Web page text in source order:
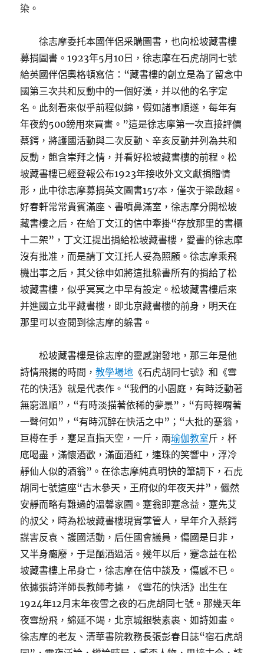
染。
徐志摩委托本國伴侶采購圖書，也向松坡藏書樓
募捐圖書。1923年5月10日，徐志摩在石虎胡同七號
給英國伴侶奧格頓寫信：“藏書樓的創立是為了留念中
國第三次共和反動中的一個好漢，并以他的名字定
名。此刻看來似乎前程似錦，假如諸事順遂，每年有
年夜約500鎊用來買書。”這是徐志摩第一次直接評價
蔡鍔，將護國活動與二次反動、辛亥反動并列為共和
反動，飽含崇拜之情，并看好松坡藏書樓的前程。松
坡藏書樓已經登報公布1923年接收外文文獻捐贈情
形，此中徐志摩募捐英文圖書157本，僅次于梁啟超。
好春軒常常貴賓滿座、書噴鼻滿室，徐志摩分開松坡
藏書樓之后，在給丁文江的信中牽掛“存放那里的書櫃
十二架”，丁文江提出捐給松坡藏書樓，愛書的徐志摩
沒有批准，而是請丁文江托人妥為照顧。徐志摩乘飛
機出事之后，其父徐申如將這批躲書所有的捐給了松
坡藏書樓，似乎冥冥之中早有設定。松坡藏書樓后來
并進國立北平藏書樓，即北京藏書樓的前身，明天在
那里可以查閱到徐志摩的躲書。
松坡藏書樓是徐志摩的靈感謝發地，那三年是他
詩情飛揚的時間，教學場地 《石虎胡同七號》和《雪
花的快活》就是代表作。“我們的小園庭，有時泛動著
無窮溫順”，“有時淡描著依稀的夢景”，“有時輕喟著
一聲何如”，“有時沉醉在快活之中”；“大批的蹇翁，
巨樽在手，蹇足直指天空，一斤，兩瑜伽教室斤，杯
底喝盡，滿懷酒歡，滿面酒紅，連珠的笑響中，浮冷
靜仙人似的酒翁”。在徐志摩純真明快的筆調下，石虎
胡同七號這座“古木參天，王府似的年夜天井”，儼然
安靜而略有難過的溫馨家園。蹇翁即蹇念益，蹇先艾
的叔父，時為松坡藏書樓現實掌管人，早年介入蔡鍔
謀害反袁、護國活動，后任國會議員，傷國是日非，
又半身癱廢，于是酗酒過活。幾年以后，蹇念益在松
坡藏書樓上吊身亡，徐志摩在信中談及，傷感不已。
依據張詩洋師長教師考據，《雪花的快活》出生在
1924年12月末年夜雪之夜的石虎胡同七號。那幾天年
夜雪紛飛，綿延不竭，北京城銀裝素裹、如詩如畫。
徐志摩的老友、清華書院教務長張彭春日誌“宿石虎胡